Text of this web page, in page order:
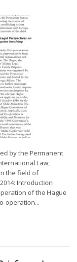
by the Permanent
Law,
the field of
Introduction
of the Hague
operation...